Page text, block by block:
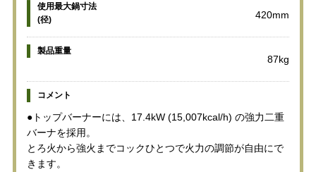
使用最大鍋寸法
(径)
420mm
製品重量
87kg
コメント
●トップバーナーには、17.4kW (15,007kcal/h) の強力二重
バーナを採用。
とろ火から強火までコックひとつで火力の調節が自由にで
きます。